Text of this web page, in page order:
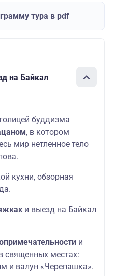
тура в pdf
на Байкал
буддизма
, в котором
мир нетленное тело
кухни, обзорная
и выезд на Байкал
и
священных местах:
и валун «Черепашка».